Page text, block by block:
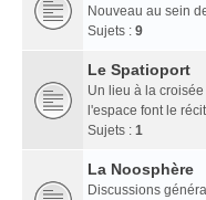
Nouveau au sein
Sujets : 9
Le Spatioport
Un lieu à la
l'espace font le
Sujets : 1
La Noosphère
Discussions